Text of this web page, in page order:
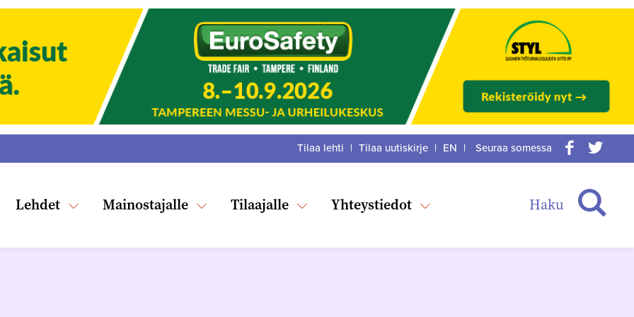
Lehdet Mainostajalle Tilaajalle Yhteystiedot Haku
Tilaa lehti | Tilaa uutiskirje | EN |
Seuraa somessa
:Facebook
Twitter